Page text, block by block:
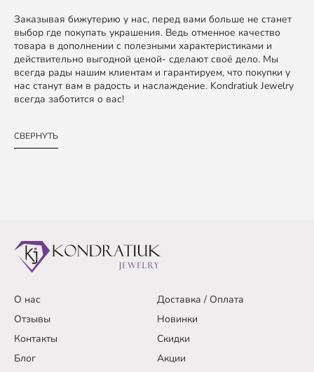
Заказывая бижутерию у нас, перед вами больше не станет
выбор где покупать украшения. Ведь отменное качество
товара в дополнении с полезными характеристиками и
действительно выгодной ценой- сделают своё дело. Мы
всегда рады нашим клиентам и гарантируем, что покупки у
нас станут вам в радость и наслаждение. Kondratiuk Jewelry
всегда заботится о вас!
СВЕРНУТЬ
О нас
Доставка / Оплата
Отзывы
Новинки
Контакты
Скидки
Блог
Акции